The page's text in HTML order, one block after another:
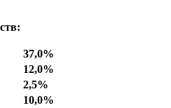
37,0%
12,0%
2,5%
10,0%